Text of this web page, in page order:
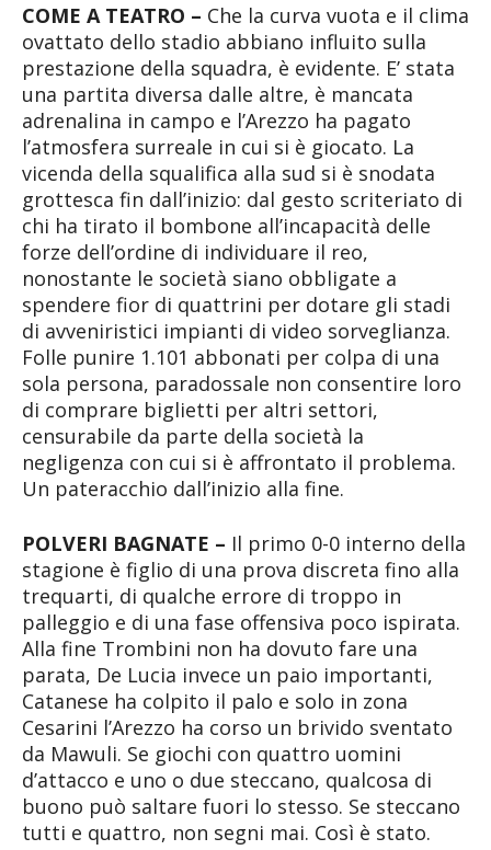
COME A TEATRO – Che la curva vuota e il clima
ovattato dello stadio abbiano influito sulla
prestazione della squadra, è evidente. E’ stata
una partita diversa dalle altre, è mancata
adrenalina in campo e l’Arezzo ha pagato
l’atmosfera surreale in cui si è giocato. La
vicenda della squalifica alla sud si è snodata
grottesca fin dall’inizio: dal gesto scriteriato di
chi ha tirato il bombone all’incapacità delle
forze dell’ordine di individuare il reo,
nonostante le società siano obbligate a
spendere fior di quattrini per dotare gli stadi
di avveniristici impianti di video sorveglianza.
Folle punire 1.101 abbonati per colpa di una
sola persona, paradossale non consentire loro
di comprare biglietti per altri settori,
censurabile da parte della società la
negligenza con cui si è affrontato il problema.
Un pateracchio dall’inizio alla fine.
POLVERI BAGNATE – Il primo 0-0 interno della
stagione è figlio di una prova discreta fino alla
trequarti, di qualche errore di troppo in
palleggio e di una fase offensiva poco ispirata.
Alla fine Trombini non ha dovuto fare una
parata, De Lucia invece un paio importanti,
Catanese ha colpito il palo e solo in zona
Cesarini l’Arezzo ha corso un brivido sventato
da Mawuli. Se giochi con quattro uomini
d’attacco e uno o due steccano, qualcosa di
buono può saltare fuori lo stesso. Se steccano
tutti e quattro, non segni mai. Così è stato.